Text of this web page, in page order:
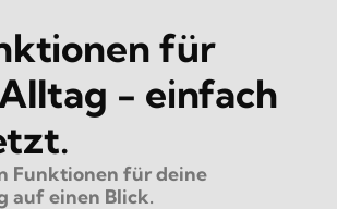
für
- einfach
Funktionen für deine
auf einen Blick.